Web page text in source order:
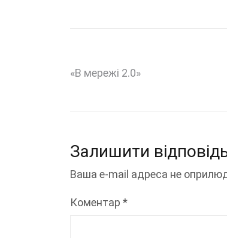
Навігація
«В мережі 2.0»
Залишити
Ваша e-mail адреса не
Коментар *